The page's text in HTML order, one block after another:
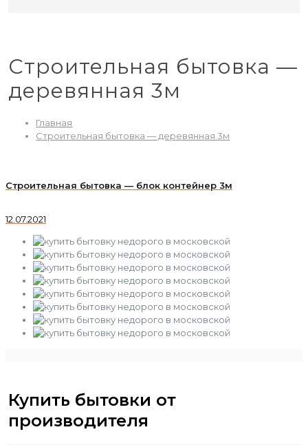
Строительная бытовка —
деревянная 3м
Главная
Строительная бытовка — деревянная 3м
Строительная бытовка — блок контейнер 3м
12.07.2021
Купить бытовки от
производителя